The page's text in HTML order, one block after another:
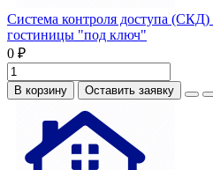
Система контроля доступа (СКД)
гостиницы "под ключ"
0 ₽
В корзину Оставить заявку